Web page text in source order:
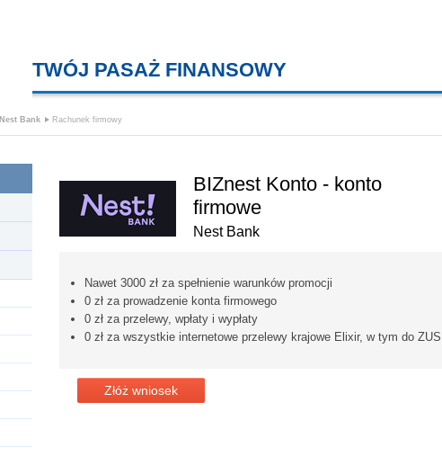
TWÓJ PASAŻ FINANSOWY
Nest Bank Rachunek firmowy
BIZnest Konto - konto
firmowe
Nest Bank
Nawet 3000 zł za spełnienie warunków promocji
0 zł za prowadzenie konta firmowego
0 zł za przelewy, wpłaty i wypłaty
0 zł za wszystkie internetowe przelewy krajowe Elixir, w tym do
Złóż wniosek